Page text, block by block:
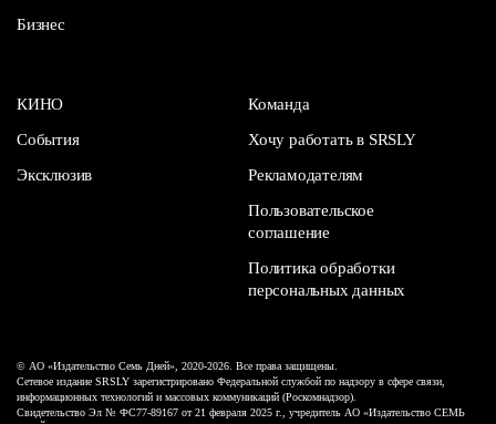
Бизнес
КИНО
События
Эксклюзив
Команда
Хочу работать в SRSLY
Рекламодателям
Пользовательское
соглашение
Политика обработки
персональных данных
© АО «Издательство Семь Дней», 2020-2026. Все права защищены.
Сетевое издание SRSLY зарегистрировано Федеральной службой по надзору в сфере связи,
информационных технологий и массовых коммуникаций (Роскомнадзор).
Свидетельство Эл № ФС77-89167 от 21 февраля 2025 г., учредитель АО «Издательство СЕМЬ